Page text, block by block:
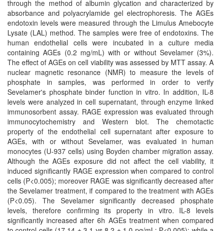
through the method of albumin glycation and characterized by
absorbance and polyacrylamide gel electrophoresis. The AGEs
endotoxin levels were measured through the Limulus Amebocyte
Lysate (LAL) method. The samples were free of endotoxins. The
human endothelial cells were incubated in a culture media
containing AGEs (0.2 mg/mL) with or without Sevelamer (3%).
The effect of AGEs on cell viability was assessed by MTT assay. A
nuclear magnetic resonance (NMR) to measure the levels of
phosphate in samples, was performed in order to verify
Sevelamer's phosphate binder function in vitro. In addition, IL-8
levels were analyzed in cell supernatant, through enzyme linked
immunosorbent assay. RAGE expression was evaluated through
immunocytochemistry and Western blot. The chemotactic
property of the endothelial cell supernatant after exposure to
AGEs, with or without Sevelamer, was evaluated in human
monocytes (U-937 cells) using Boyden chamber migration assay.
Although the AGEs exposure did not affect the cell viability, it
induced significantly RAGE expression when compared to control
cells (P<0.005); moreover RAGE was significantly decreased after
the Sevelamer treatment, if compared to the treatment with AGEs
(P<0.05). The Sevelamer significantly decreased phosphate
levels, therefore confirming its property in vitro. IL-8 levels
significantly increased after 6h AGEs treatment when compared